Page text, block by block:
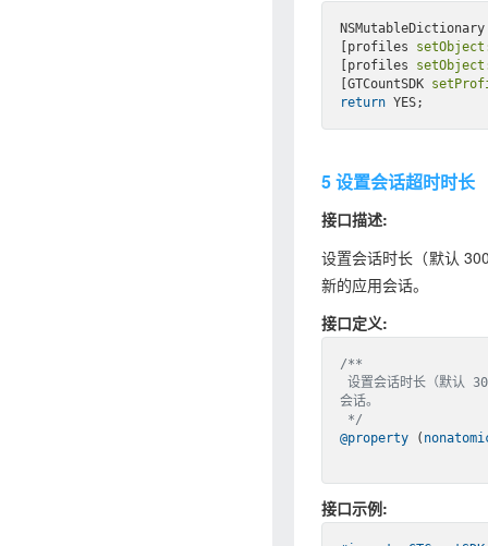
[profiles
[profiles
[GTCountSDK
return
5 设置会话超时时长
接口描述:
设置会话时长（默认
新的应用会话。
接口定义:
/**
会话。
*/
@property (
接口示例: